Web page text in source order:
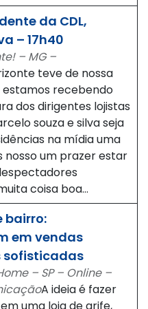
da CDL,
– 17h40
– MG –
teve de nossa
recebendo
dos dirigentes lojistas
souza e silva seja
na mídia uma
um prazer estar
coisa boa…
bairro:
em vendas
sofisticadas
– SP – Online –
A ideia é fazer
uma loja de grife,